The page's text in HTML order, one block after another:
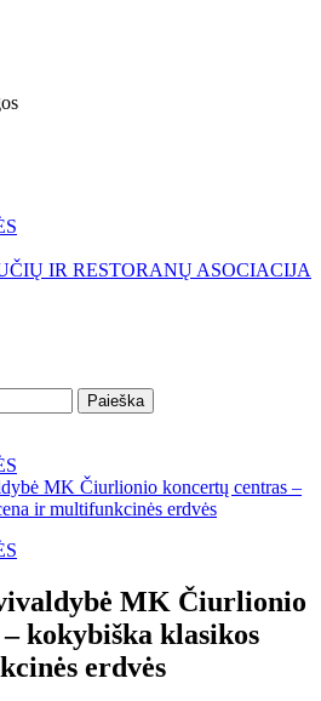
IR RESTORANŲ ASOCIACIJA
MK Čiurlionio koncertų centras –
ir multifunkcinės erdvės
MK Čiurlionio
kokybiška klasikos
erdvės